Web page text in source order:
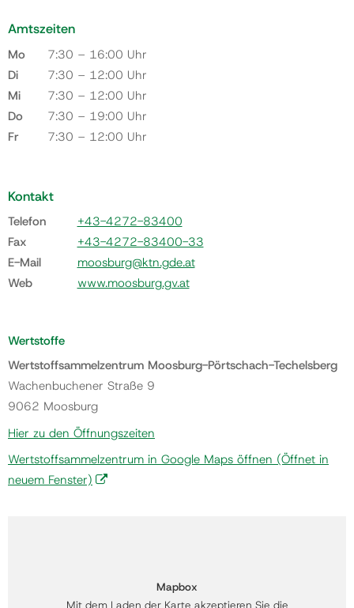
Amtszeiten
Mo
7:30 – 16:00 Uhr
Di
7:30 – 12:00 Uhr
Mi
7:30 – 12:00 Uhr
Do
7:30 – 19:00 Uhr
Fr
7:30 – 12:00 Uhr
Kontakt
Telefon
+43-4272-83400
Fax
+43-4272-83400-33
E-Mail
moosburg@ktn.gde.at
Web
www.moosburg.gv.at
Wertstoffe
Wertstoffsammelzentrum Moosburg-Pörtschach-Techelsberg
Wachenbuchener Straße 9
9062 Moosburg
Hier zu den Öffnungszeiten
Wertstoffsammelzentrum in Google Maps öffnen (Öffnet in
neuem Fenster)
Mapbox
Mit dem Laden der Karte akzeptieren Sie die